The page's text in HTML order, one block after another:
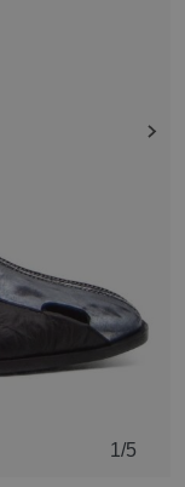
1 /5